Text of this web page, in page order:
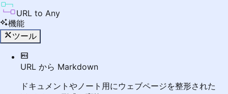
URL to Any
機能
ツール
URL から Markdown
ドキュメントやノート用にウェブページを整形された